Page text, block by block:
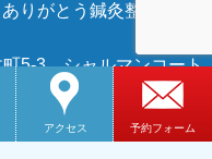
アクセス 予約フォーム
りがとう鍼灸整骨院内）
町5-3 シャルマンコート
骨院内併設／
5777
ットケア専門院（ありが